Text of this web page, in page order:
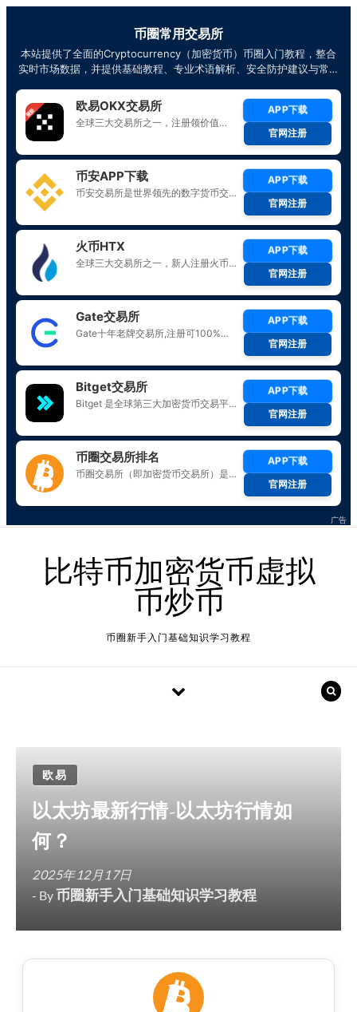
比特币加密货币虚拟
币炒币
币圈新手入门基础知识学习教程
欧易
以太坊最新行情-以太坊行情如
何？
2025年12月17日
- By币圈新手入门基础知识学习教程